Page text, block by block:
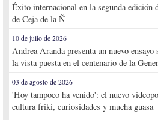
Éxito internacional en la segunda edición
de Ceja de la Ñ
10 de julio de 2026
Andrea Aranda presenta un nuevo
la vista puesta en el centenario de la
03 de agosto de 2026
'Hoy tampoco ha venido': el nuevo
cultura friki, curiosidades y mucha guasa